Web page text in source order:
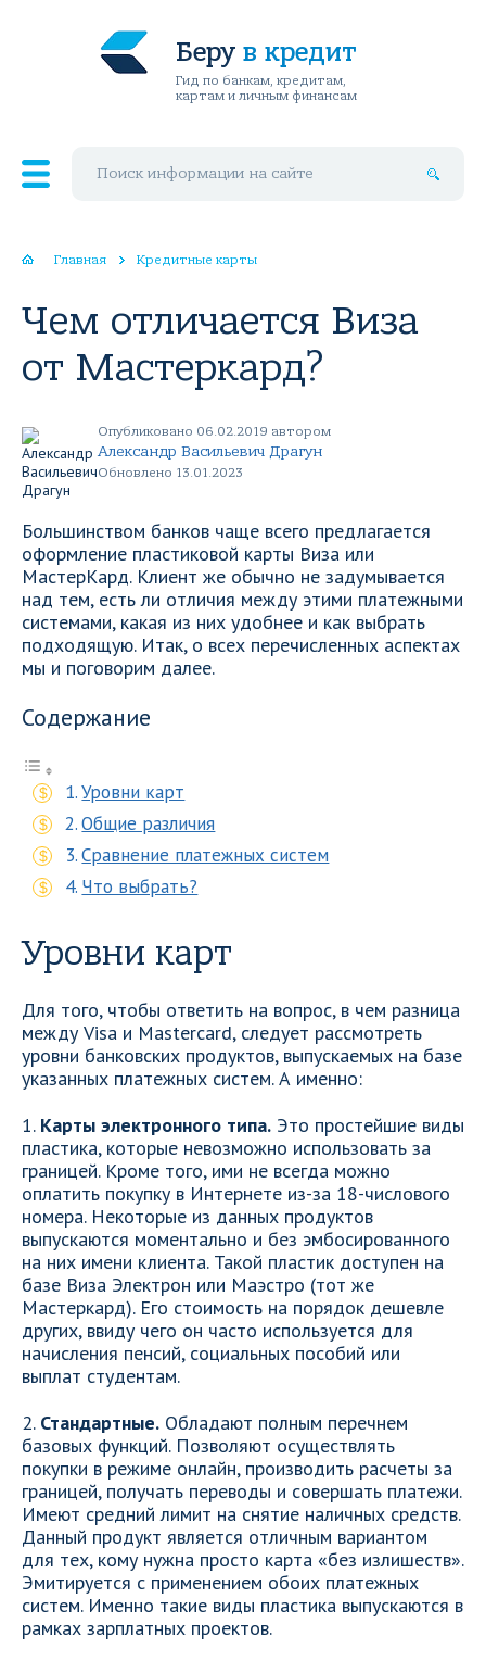
Беру в кредит
Гид по банкам, кредитам,
картам и личным финансам
Главная Кредитные карты
Чем отличается Виза
от Мастеркард?
Опубликовано 06.02.2019 автором
Александр Васильевич Драгун
Обновлено 13.01.2023
Большинством банков чаще всего предлагается
оформление пластиковой карты Виза или
МастерКард. Клиент же обычно не задумывается
над тем, есть ли отличия между этими платежными
системами, какая из них удобнее и как выбрать
подходящую. Итак, о всех перечисленных аспектах
мы и поговорим далее.
Содержание
Уровни карт
Общие различия
Сравнение платежных систем
Что выбрать?
Уровни карт
Для того, чтобы ответить на вопрос, в чем разница
между Visa и Mastercard, следует рассмотреть
уровни банковских продуктов, выпускаемых на базе
указанных платежных систем. А именно:
1. Карты электронного типа. Это простейшие виды
пластика, которые невозможно использовать за
границей. Кроме того, ими не всегда можно
оплатить покупку в Интернете из-за 18-числового
номера. Некоторые из данных продуктов
выпускаются моментально и без эмбосированного
на них имени клиента. Такой пластик доступен на
базе Виза Электрон или Маэстро (тот же
Мастеркард). Его стоимость на порядок дешевле
других, ввиду чего он часто используется для
начисления пенсий, социальных пособий или
выплат студентам.
2. Стандартные. Обладают полным перечнем
базовых функций. Позволяют осуществлять
покупки в режиме онлайн, производить расчеты за
границей, получать переводы и совершать платежи.
Имеют средний лимит на снятие наличных средств.
Данный продукт является отличным вариантом
для тех, кому нужна просто карта «без излишеств».
Эмитируется с применением обоих платежных
систем. Именно такие виды пластика выпускаются в
рамках зарплатных проектов.